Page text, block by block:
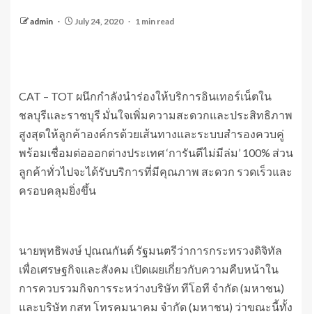
admin July 24, 2020 1 min read
CAT – TOT ผนึกกำลังนำร่องให้บริการอินเทอร์เน็ตใน
ชลบุรีและราชบุรี มั่นใจเพิ่มความสะดวกและประสิทธิภาพ
สูงสุดให้ลูกค้าองค์กรด้วยเส้นทางและระบบสำรองควบคู่
พร้อมเชื่อมต่อออกต่างประเทศ ‘การันตีไม่มีล่ม’ 100% ส่วน
ลูกค้าทั่วไปจะได้รับบริการที่มีคุณภาพ สะดวก รวดเร็วและ
ครอบคลุมยิ่งขึ้น
นายพุทธิพงษ์ ปุณณกันต์ รัฐมนตรีว่าการกระทรวงดิจิทัล
เพื่อเศรษฐกิจและสังคม เปิดเผยเกี่ยวกับความคืบหน้าใน
การควบรวมกิจการระหว่างบริษัท ทีโอที จำกัด (มหาชน)
และบริษัท กสท โทรคมนาคม จำกัด (มหาชน) ว่าขณะนี้ทั้ง